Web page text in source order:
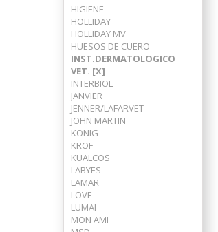
HIGIENE
HOLLIDAY
HOLLIDAY MV
HUESOS DE CUERO
INST.DERMATOLOGICO
VET. [X]
INTERBIOL
JANVIER
JENNER/LAFARVET
JOHN MARTIN
KONIG
KROF
KUALCOS
LABYES
LAMAR
LOVE
LUMAI
MON AMI